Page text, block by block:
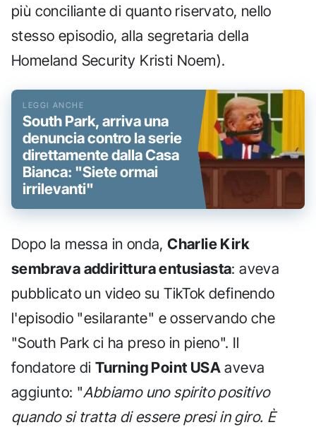
più conciliante di quanto riservato, nello
stesso episodio, alla segretaria della
Homeland Security Kristi Noem).
South Park, arriva una
denuncia contro la serie
direttamente dalla Casa
Bianca: "Siete ormai
irrilevanti"
Dopo la messa in onda,Charlie Kirk
sembrava addirittura entusiasta: aveva
pubblicato un video su TikTok definendo
l'episodio "esilarante" e osservando che
"South Park ci ha preso in pieno". Il
fondatore diTurning Point USA aveva
aggiunto: "Abbiamo uno spirito positivo
quando si tratta di essere presi in giro. È